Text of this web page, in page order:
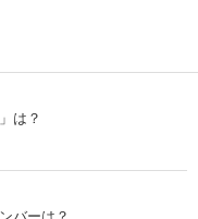
は？